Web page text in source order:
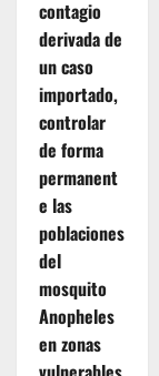
contagio
derivada de
un caso
importado,
controlar
de forma
permanent
e las
poblaciones
del
mosquito
Anopheles
en zonas